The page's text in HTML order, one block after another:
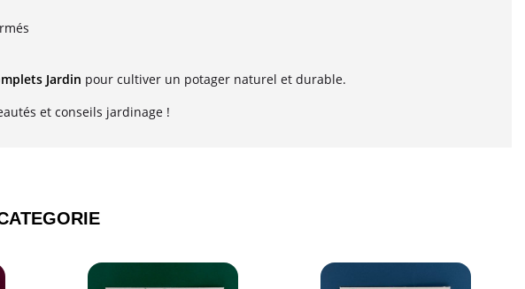
Jardin pour cultiver un potager naturel et durable.
et conseils jardinage !